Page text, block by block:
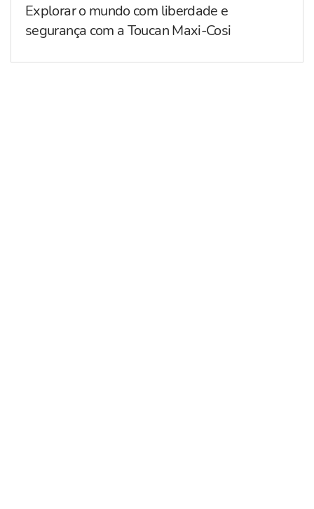
Explorar o mundo com liberdade e
segurança com a Toucan Maxi-Cosi